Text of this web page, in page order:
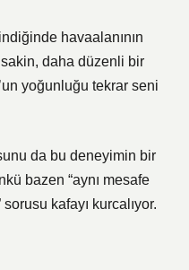
havaalanının
daha düzenli bir
yoğunluğu tekrar seni
da bu deneyimin bir
bazen “aynı mesafe
kafayı kurcalıyor.